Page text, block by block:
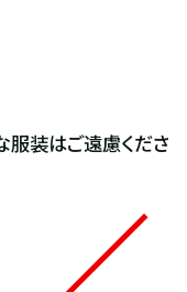
服装はご遠慮くださ